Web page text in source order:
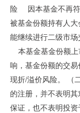
险 因本基金不再符
被基金份额持有人
能继续进行二级市
本基金基金份额上
响，基金份额的交
现折/溢价风险。
的注册，并不表明
保证，也不表明投